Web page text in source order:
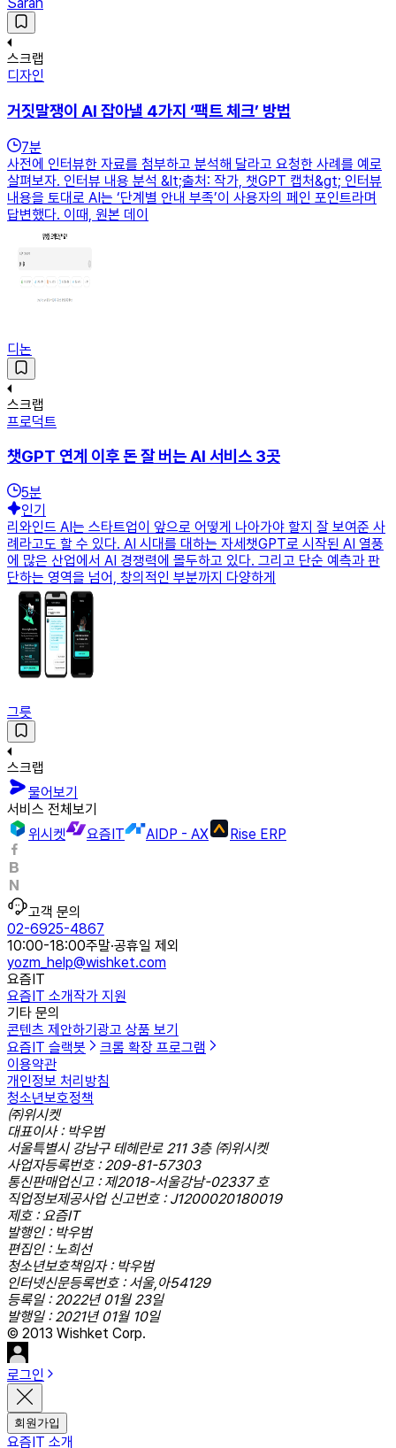
Sarah
스크랩
디자인
거짓말쟁이 AI 잡아낼 4가지 ‘팩트 체크’ 방법
7분
사전에 인터뷰한 자료를 첨부하고 분석해 달라고 요청한 사례를 예로
살펴보자. 인터뷰 내용 분석 &lt;출처: 작가, 챗GPT 캡처&gt; 인터뷰
내용을 토대로 AI는 ‘단계별 안내 부족’이 사용자의 페인 포인트라며
답변했다. 이때, 원본 데이
디논
스크랩
프로덕트
챗GPT 연계 이후 돈 잘 버는 AI 서비스 3곳
5분
인기
리와인드 AI는 스타트업이 앞으로 어떻게 나아가야 할지 잘 보여준 사
례라고도 할 수 있다. AI 시대를 대하는 자세챗GPT로 시작된 AI 열풍
에 많은 산업에서 AI 경쟁력에 몰두하고 있다. 그리고 단순 예측과 판
단하는 영역을 넘어, 창의적인 부분까지 다양하게
그릇
스크랩
물어보기
서비스 전체보기
위시켓
요즘IT AIDP - AX Rise ERP
고객 문의
02-6925-4867
10:00-18:00주말·공휴일 제외
yozm_help@wishket.com
요즘IT
요즘IT 소개작가 지원
기타 문의
콘텐츠 제안하기 광고 상품 보기
요즘IT 슬랙봇
크롬 확장 프로그램
이용약관
개인정보 처리방침
청소년보호정책
㈜위시켓
대표이사 : 박우범
서울특별시 강남구 테헤란로 211 3층 ㈜위시켓
사업자등록번호 : 209-81-57303
통신판매업신고 : 제2018-서울강남-02337 호
직업정보제공사업 신고번호 : J1200020180019
제호 : 요즘IT
발행인 : 박우범
편집인 : 노희선
청소년보호책임자 : 박우범
인터넷신문등록번호 : 서울,아54129
등록일 : 2022년 01월 23일
발행일 : 2021년 01월 10일
© 2013 Wishket Corp.
로그인
회원가입
요즘IT 소개